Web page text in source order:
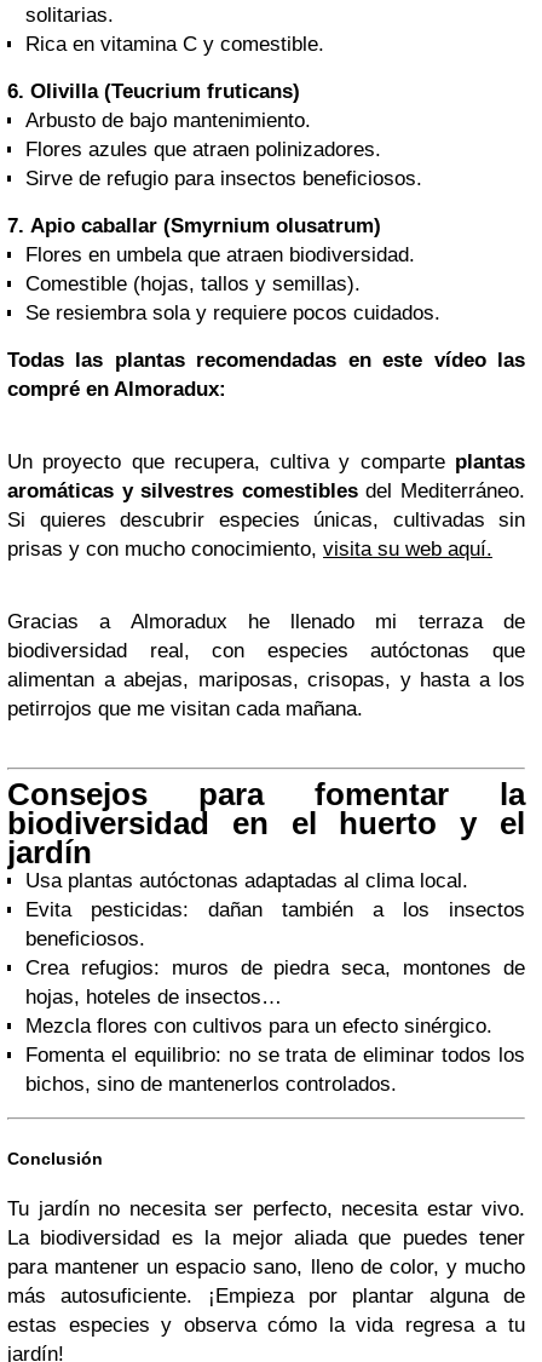
solitarias.
Rica en vitamina C y comestible.
6. Olivilla (Teucrium fruticans)
Arbusto de bajo mantenimiento.
Flores azules que atraen polinizadores.
Sirve de refugio para insectos beneficiosos.
7. Apio caballar (Smyrnium olusatrum)
Flores en umbela que atraen biodiversidad.
Comestible (hojas, tallos y semillas).
Se resiembra sola y requiere pocos cuidados.
Todas las plantas recomendadas en este vídeo las
compré en Almoradux:
Un proyecto que recupera, cultiva y comparte plantas
aromáticas y silvestres comestiblesdel Mediterráneo.
Si quieres descubrir especies únicas, cultivadas sin
prisas y con mucho conocimiento, visita su web aquí.
Gracias a Almoradux he llenado mi terraza de
biodiversidad real, con especies autóctonas que
alimentan a abejas, mariposas, crisopas, y hasta a los
petirrojos que me visitan cada mañana.
Consejos para fomentar la
biodiversidad en el huerto y el
jardín
Usa plantas autóctonas adaptadas al clima local.
Evita pesticidas: dañan también a los insectos
beneficiosos.
Crea refugios: muros de piedra seca, montones de
hojas, hoteles de insectos…
Mezcla flores con cultivos para un efecto sinérgico.
Fomenta el equilibrio: no se trata de eliminar todos los
bichos, sino de mantenerlos controlados.
Conclusión
Tu jardín no necesita ser perfecto, necesita estar vivo.
La biodiversidad es la mejor aliada que puedes tener
para mantener un espacio sano, lleno de color, y mucho
más autosuficiente. ¡Empieza por plantar alguna de
estas especies y observa cómo la vida regresa a tu
jardín!